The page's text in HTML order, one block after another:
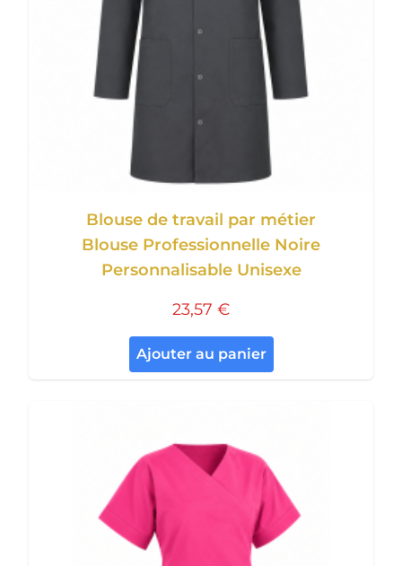
Blouse de travail par métier
Blouse Professionnelle Noire
Personnalisable Unisexe
23,57 €
Ajouter au panier